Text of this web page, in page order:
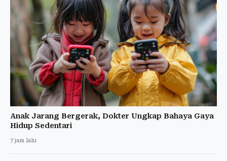
Anak Jarang Bergerak, Dokter Ungkap Bahaya Gaya
Hidup Sedentari
7 jam lalu